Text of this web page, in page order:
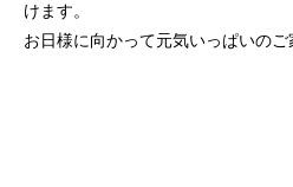
けます。
お日様に向かって元気いっぱいのご